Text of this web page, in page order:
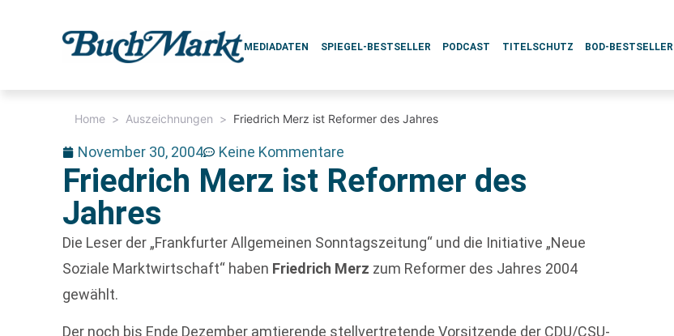
MEDIADATEN SPIEGEL-BESTSELLER PODCAST TITELSCHUTZ BOD-BESTSELLER
Home > Auszeichnungen > Friedrich Merz ist Reformer des Jahres
November 30, 2004 Keine Kommentare
Friedrich Merz ist Reformer des
Jahres
Die Leser der „Frankfurter Allgemeinen Sonntagszeitung“ und die Initiative „Neue
Soziale Marktwirtschaft“ haben Friedrich Merz zum Reformer des Jahres 2004
gewählt.
Der noch bis Ende Dezember amtierende stellvertretende Vorsitzende der CDU/CSU-